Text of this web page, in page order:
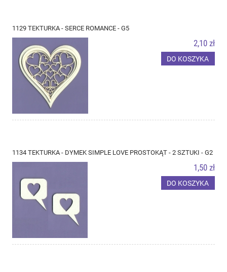
1129 TEKTURKA - SERCE ROMANCE - G5
2,10 zł
DO KOSZYKA
1134 TEKTURKA - DYMEK SIMPLE LOVE PROSTOKĄT - 2 SZTUKI - G2
1,50 zł
DO KOSZYKA